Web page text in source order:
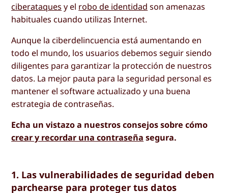
ciberataques y el robo de identidad son amenazas
habituales cuando utilizas Internet.
Aunque la ciberdelincuencia está aumentando en
todo el mundo, los usuarios debemos seguir siendo
diligentes para garantizar la protección de nuestros
datos. La mejor pauta para la seguridad personal es
mantener el software actualizado y una buena
estrategia de contraseñas.
Echa un vistazo a nuestros consejos sobre cómo
crear y recordar una contraseña segura.
1. Las vulnerabilidades de seguridad deben
parchearse para proteger tus datos